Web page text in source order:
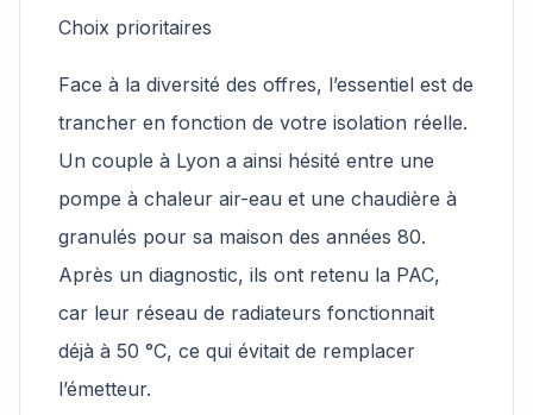
Choix prioritaires
Face à la diversité des offres, l’essentiel est de
trancher en fonction de votre isolation réelle.
Un couple à Lyon a ainsi hésité entre une
pompe à chaleur air-eau et une chaudière à
granulés pour sa maison des années 80.
Après un diagnostic, ils ont retenu la PAC,
car leur réseau de radiateurs fonctionnait
déjà à 50 °C, ce qui évitait de remplacer
l’émetteur.